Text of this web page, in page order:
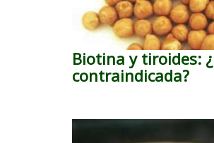
Biotina y tiroides:
contraindicada?